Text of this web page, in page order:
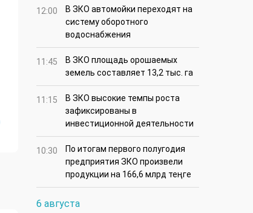
12:00
В ЗКО автомойки переходят на
систему оборотного
водоснабжения
11:45
В ЗКО площадь орошаемых
земель составляет 13,2 тыс. га
11:15
В ЗКО высокие темпы роста
зафиксированы в
инвестиционной деятельности
10:30
По итогам первого полугодия
предприятия ЗКО произвели
продукции на 166,6 млрд теңге
6 августа